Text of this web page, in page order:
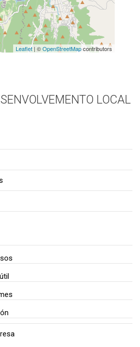
Leaflet| ©OpenStreetMapcontributors
LOCAL